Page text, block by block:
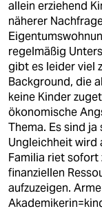
allein erziehend
näherer
regelmäßig
gibt es leider viel
Background, die
keine Kinder
ökonomische
Thema. Es sind
Ungleichheit wird
Familia riet sofort
finanziellen
aufzuzeigen.